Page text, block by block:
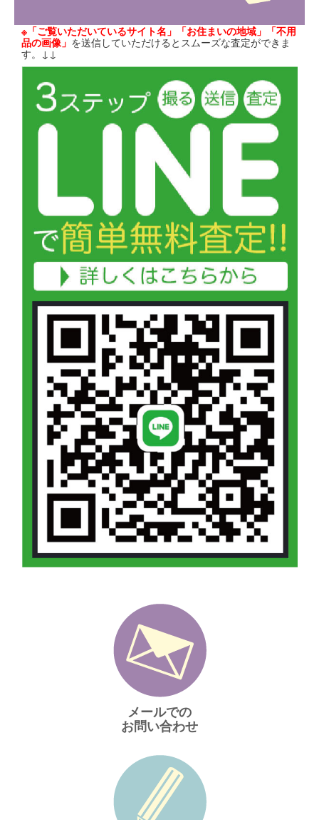
※「ご覧いただいているサイト名」「お住まいの地域」「不用
品の画像」 を送信していただけるとスムーズな査定ができま
す。↓↓
メールでの
お問い合わせ